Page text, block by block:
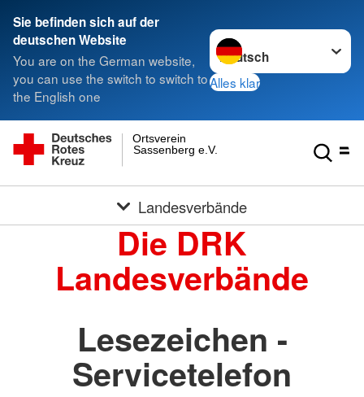
Sie befinden sich auf der
deutschen Website
You are on the German website,
you can use the switch to switch to
the English one
Sprache wechseln zu
Alles klar
Sassenberg e.V.
Ortsverein
Landesverbände
Die DRK
Landesverbände
Lesezeichen -
Servicetelefon